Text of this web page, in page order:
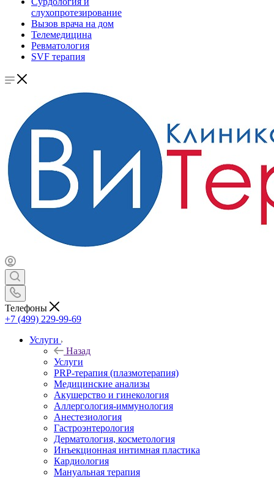
слухопротезирование
Вызов врача на дом
Телемедицина
Ревматология
SVF терапия
Телефоны
+7 (499) 229-99-69
Услуги
Назад
Услуги
PRP-терапия (плазмотерапия)
Медицинские анализы
Акушерство и гинекология
Аллергология-иммунология
Анестезиология
Гастроэнтерология
Дерматология, косметология
Инъекционная интимная пластика
Кардиология
Мануальная терапия